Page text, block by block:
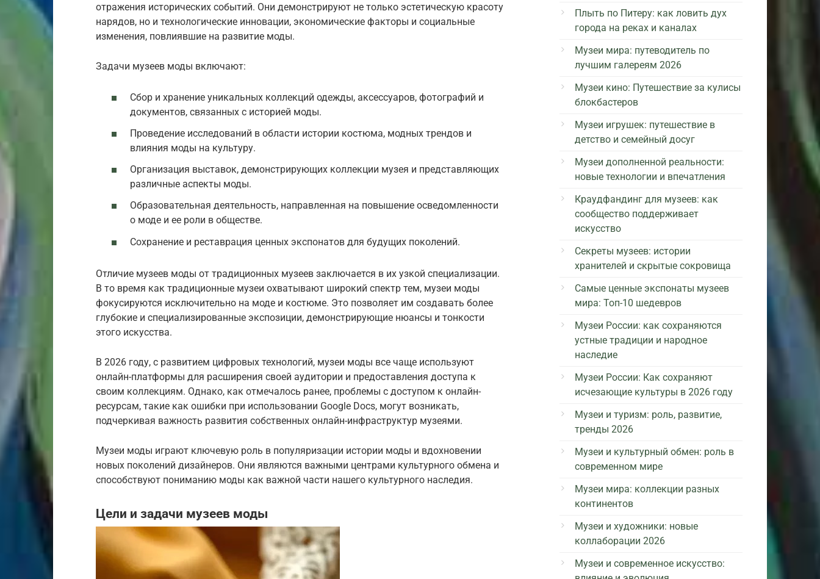
отражения исторических событий. Они демонстрируют не только эстетическую красоту
нарядов, но и технологические инновации, экономические факторы и социальные
изменения, повлиявшие на развитие моды.
Задачи музеев моды включают:
Сбор и хранение уникальных коллекций одежды, аксессуаров, фотографий и
документов, связанных с историей моды.
Проведение исследований в области истории костюма, модных трендов и
влияния моды на культуру.
Организация выставок, демонстрирующих коллекции музея и представляющих
различные аспекты моды.
Образовательная деятельность, направленная на повышение осведомленности
о моде и ее роли в обществе.
Сохранение и реставрация ценных экспонатов для будущих поколений.
Отличие музеев моды от традиционных музеев заключается в их узкой специализации.
В то время как традиционные музеи охватывают широкий спектр тем, музеи моды
фокусируются исключительно на моде и костюме. Это позволяет им создавать более
глубокие и специализированные экспозиции, демонстрирующие нюансы и тонкости
этого искусства.
В 2026 году, с развитием цифровых технологий, музеи моды все чаще используют
онлайн-платформы для расширения своей аудитории и предоставления доступа к
своим коллекциям. Однако, как отмечалось ранее, проблемы с доступом к онлайн-
ресурсам, такие как ошибки при использовании Google Docs, могут возникать,
подчеркивая важность развития собственных онлайн-инфраструктур музеями.
Музеи моды играют ключевую роль в популяризации истории моды и вдохновении
новых поколений дизайнеров. Они являются важными центрами культурного обмена и
способствуют пониманию моды как важной части нашего культурного наследия.
Цели и задачи музеев моды
Плыть по Питеру: как ловить дух
города на реках и каналах
Музеи мира: путеводитель по
лучшим галереям 2026
Музеи кино: Путешествие за кулисы
блокбастеров
Музеи игрушек: путешествие в
детство и семейный досуг
Музеи дополненной реальности:
новые технологии и впечатления
Краудфандинг для музеев: как
сообщество поддерживает
искусство
Секреты музеев: истории
хранителей и скрытые сокровища
Самые ценные экспонаты музеев
мира: Топ-10 шедевров
Музеи России: как сохраняются
устные традиции и народное
наследие
Музеи России: Как сохраняют
исчезающие культуры в 2026 году
Музеи и туризм: роль, развитие,
тренды 2026
Музеи и культурный обмен: роль в
современном мире
Музеи мира: коллекции разных
континентов
Музеи и художники: новые
коллаборации 2026
Музеи и современное искусство: